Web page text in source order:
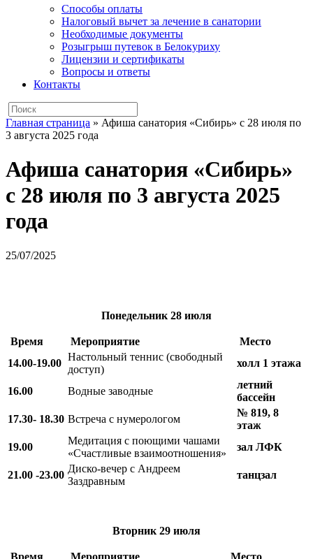
Способы оплаты
Налоговый вычет за лечение в санатории
Необходимые документы
Розыгрыш путевок в Белокуриху
Лицензии и сертификаты
Вопросы и ответы
Контакты
Главная страница » Афиша санатория «Сибирь» с 28 июля по
3 августа 2025 года
Афиша санатория «Сибирь»
с 28 июля по 3 августа 2025
года
25/07/2025
Понедельник 28 июля
Время Мероприятие
Место
14.00-19.00
Настольный теннис (свободный
доступ)
холл 1 этажа
16.00 Водные заводные
летний
бассейн
17.30- 18.30 Встреча с нумерологом
№ 819, 8
этаж
19.00
Медитация с поющими чашами
«Счастливые взаимоотношения»
зал ЛФК
21.00 -23.00
Диско-вечер с Андреем
Заздравным
танцзал
Вторник 29 июля
Время Мероприятие Место